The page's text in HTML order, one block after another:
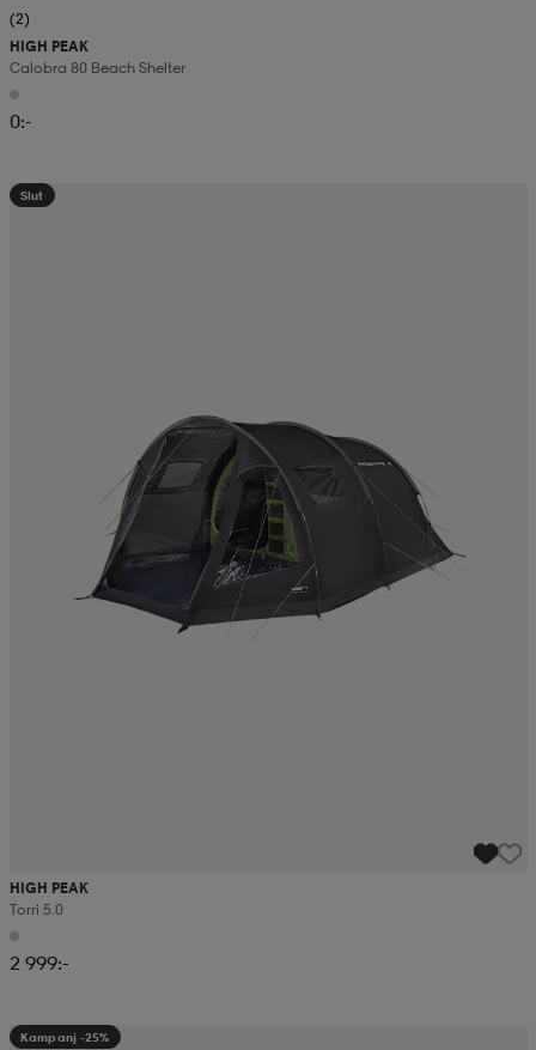
(2)
HIGH PEAK
Calobra 80 Beach Shelter
0:-
Slut
HIGH PEAK
Torri 5.0
2 999:-
Kampanj -25%